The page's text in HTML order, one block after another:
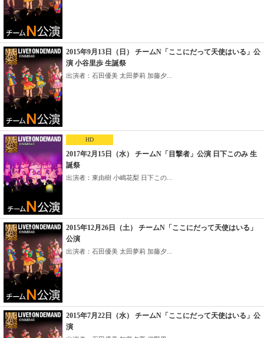
2015年9月13日（日） チームN「ここにだって天使はいる」公
演 小谷里歩 生誕祭
出演者：石田優美 太田夢莉 加藤夕...
HD
2017年2月15日（水） チームN「目撃者」公演 日下このみ 生
誕祭
出演者：東由樹 小嶋花梨 日下この...
2015年12月26日（土） チームN「ここにだって天使はいる」
公演
出演者：石田優美 太田夢莉 加藤夕...
2015年7月22日（水） チームN「ここにだって天使はいる」公
演